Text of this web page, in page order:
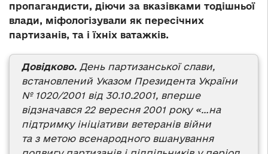
пропагандисти, діючи за вказівками тодішньої
влади, міфологізували як пересічних
партизанів, та і їхніх ватажків.
Довідково. День партизанської слави,
встановлений Указом Президента України
№ 1020/2001 від 30.10.2001, вперше
відзначався 22 вересня 2001 року «…на
підтримку ініціативи ветеранів війни
та з метою всенародного вшанування